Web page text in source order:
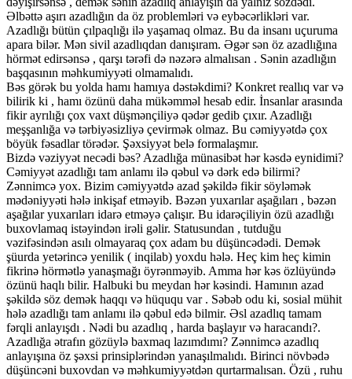
Əlbəttə aşırı azadlığın da öz problemləri və eybəcərlikləri var.
Azadlığı bütün çılpaqlığı ilə yaşamaq olmaz. Bu da insanı uçuruma
apara bilər. Mən sivil azadlıqdan danışıram. Əgər sən öz azadlığına
hörmət edirsənsə , qarşı tərəfi də nəzərə almalısan . Sənin azadlığın
başqasının məhkumiyyəti olmamalıdı.
Bəs görək bu yolda hamı hamıya dəstəkdimi? Konkret reallıq var və
bilirik ki , hamı özünü daha mükəmməl hesab edir. İnsanlar arasında
fikir ayrılığı çox vaxt düşmənçiliyə qədər gedib çıxır. Azadlığı
meşşanlığa və tərbiyəsizliyə çevirmək olmaz. Bu cəmiyyətdə çox
böyük fəsadlar törədər. Şəxsiyyət belə formalaşmır.
Bizdə vəziyyət necədi bəs? Azadlığa münasibət hər kəsdə eynidimi?
Cəmiyyət azadlığı tam anlamı ilə qəbul və dərk edə bilirmi?
Zənnimcə yox. Bizim cəmiyyətdə azad şəkildə fikir söyləmək
mədəniyyəti hələ inkişaf etməyib. Bəzən yuxarılar aşağıları , bəzən
aşağılar yuxarıları idarə etməyə çalışır. Bu idarəçiliyin özü azadlığı
buxovlamaq istəyindən irəli gəlir. Statusundan , tutduğu
vəzifəsindən asılı olmayaraq çox adam bu düşüncədədi. Demək
şüurda yetərincə yenilik ( inqilab) yoxdu hələ. Heç kim heç kimin
fikrinə hörmətlə yanaşmağı öyrənməyib. Amma hər kəs özlüyündə
özünü haqlı bilir. Halbuki bu meydan hər kəsindi. Hamının azad
şəkildə söz demək haqqı və hüququ var . Səbəb odu ki, sosial mühit
hələ azadlığı tam anlamı ilə qəbul edə bilmir. Əsl azadlıq tamam
fərqli anlayışdı . Nədi bu azadlıq , harda başlayır və haracandı?.
Azadlığa ətrafın gözüylə baxmaq lazımdımı? Zənnimcə azadlıq
anlayışına öz şəxsi prinsiplərindən yanaşılmalıdı. Birinci növbədə
düşüncəni buxovdan və məhkumiyyətdən qurtarmalısan. Özü , ruhu